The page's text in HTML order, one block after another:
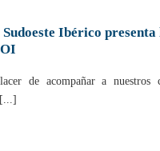
Ibérico presenta
de acompañar a nuestros